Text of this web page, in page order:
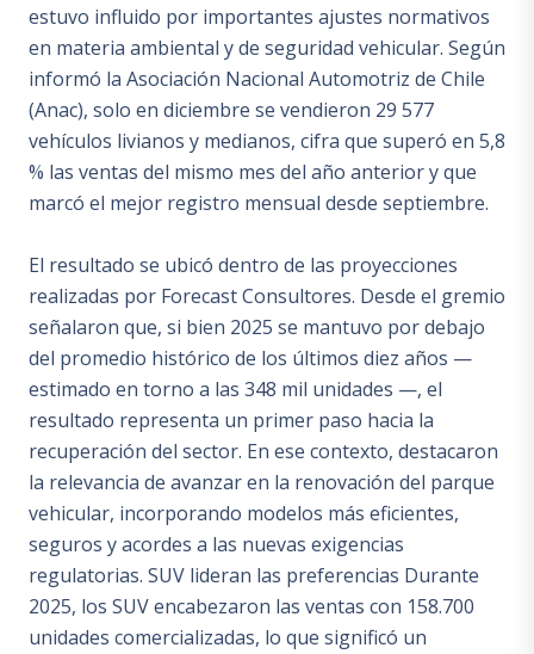
estuvo influido por importantes ajustes normativos
en materia ambiental y de seguridad vehicular. Según
informó la Asociación Nacional Automotriz de Chile
(Anac), solo en diciembre se vendieron 29 577
vehículos livianos y medianos, cifra que superó en 5,8
% las ventas del mismo mes del año anterior y que
marcó el mejor registro mensual desde septiembre.
El resultado se ubicó dentro de las proyecciones
realizadas por Forecast Consultores. Desde el gremio
señalaron que, si bien 2025 se mantuvo por debajo
del promedio histórico de los últimos diez años —
estimado en torno a las 348 mil unidades —, el
resultado representa un primer paso hacia la
recuperación del sector. En ese contexto, destacaron
la relevancia de avanzar en la renovación del parque
vehicular, incorporando modelos más eficientes,
seguros y acordes a las nuevas exigencias
regulatorias. SUV lideran las preferencias Durante
2025, los SUV encabezaron las ventas con 158.700
unidades comercializadas, lo que significó un